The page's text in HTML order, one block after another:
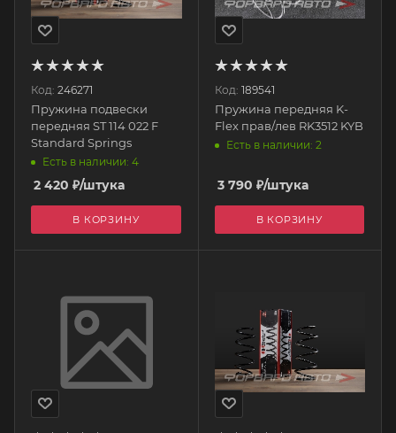
Код: 246271
Пружина подвески
передняя ST 114 022 F
Standard Springs
Есть в наличии: 4
2 420 ₽/штука
В КОРЗИНУ
Код: 189541
Пружина передняя K-
Flex прав/лев RK3512 KYB
Есть в наличии: 2
3 790 ₽/штука
В КОРЗИНУ